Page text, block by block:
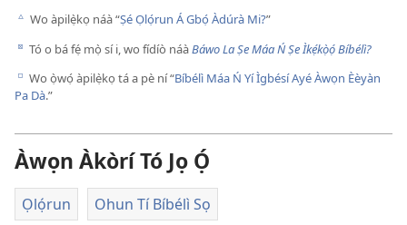
c Wo àpilẹ̀kọ náà “Ṣé Ọlọ́run Á Gbọ́ Àdúrà Mi?”
d Tó o bá fẹ́ mọ̀ sí i, wo fídíò náàBáwo La Ṣe Máa Ń Ṣe Ìkẹ́kọ̀ọ́ Bíbélì?
e Wo ọ̀wọ́ àpilẹ̀kọ tá a pè ní “Bíbélì Máa Ń Yí Ìgbésí Ayé Àwọn Èèyàn
Pa Dà.”
Àwọn Àkòrí Tó Jọ Ọ́
Ọlọ́run Ohun Tí Bíbélì Sọ